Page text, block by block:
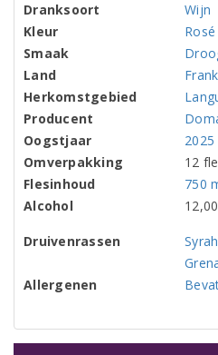
Dranksoort
Wijn
Kleur
Rosé
Smaak
Land
Herkomstgebied
Producent
Oogstjaar
2025
Omverpakking
12
Flesinhoud
750
Alcohol
Druivenrassen
Syrah
Allergenen